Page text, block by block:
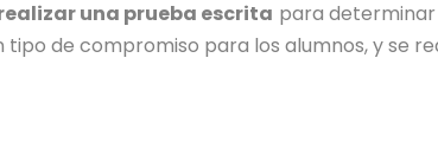
una prueba escrita para determinar
de compromiso para los alumnos, y se